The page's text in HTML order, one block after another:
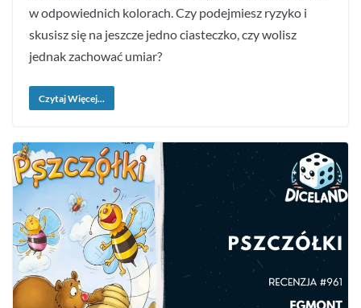
w odpowiednich kolorach. Czy podejmiesz ryzyko i
skusisz się na jeszcze jedno ciasteczko, czy wolisz
jednak zachować umiar?
Czytaj Więcej...